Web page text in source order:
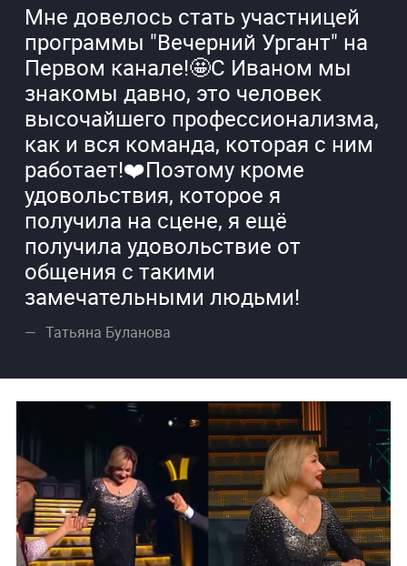
Мне довелось стать участницей
программы "Вечерний Ургант" на
Первом канале!🤩С Иваном мы
знакомы давно, это человек
высочайшего профессионализма,
как и вся команда, которая с ним
работает!❤️Поэтому кроме
удовольствия, которое я
получила на сцене, я ещё
получила удовольствие от
общения с такими
замечательными людьми!
Татьяна Буланова